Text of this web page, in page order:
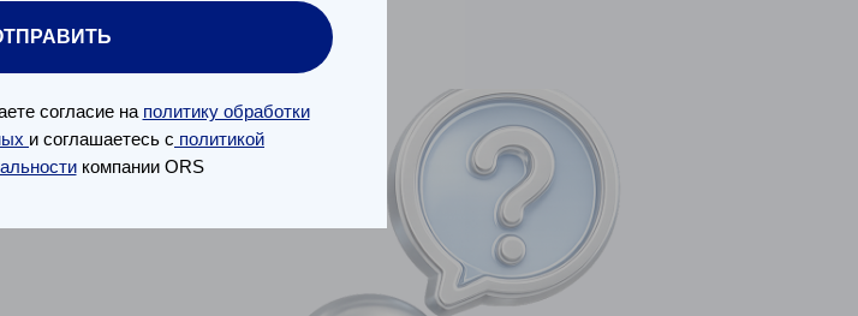
согласие на политику обработки
и соглашаетесь с политикой
компании ORS